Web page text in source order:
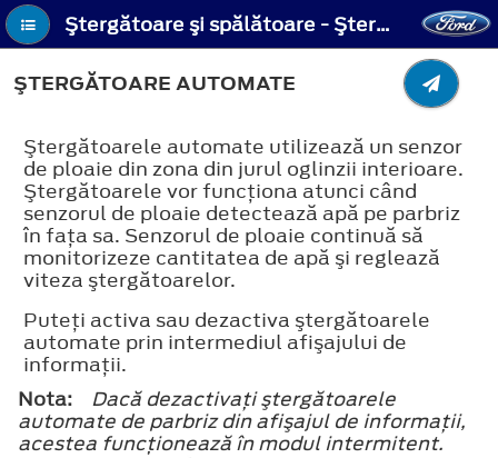
Ştergătoare şi spălătoare - Ştergătoare automate
ŞTERGĂTOARE AUTOMATE
Ştergătoarele automate utilizează un senzor
de ploaie din zona din jurul oglinzii interioare.
Ştergătoarele vor funcţiona atunci când
senzorul de ploaie detectează apă pe parbriz
în faţa sa. Senzorul de ploaie continuă să
monitorizeze cantitatea de apă şi reglează
viteza ştergătoarelor.
Puteţi activa sau dezactiva ştergătoarele
automate prin intermediul afişajului de
informaţii.
Nota:
Dacă dezactivaţi ştergătoarele
automate de parbriz din afişajul de informaţii,
acestea funcţionează în modul intermitent.